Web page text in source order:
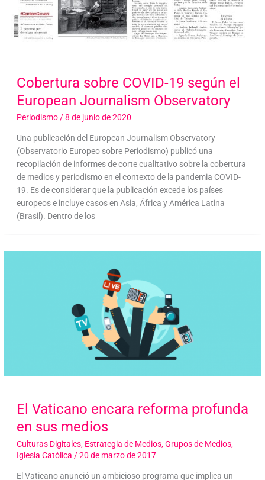
Cobertura sobre COVID-19 según el
European Journalism Observatory
Periodismo/8 de junio de 2020
Una publicación del European Journalism Observatory
(Observatorio Europeo sobre Periodismo) publicó una
recopilación de informes de corte cualitativo sobre la cobertura
de medios y periodismo en el contexto de la pandemia COVID-
19. Es de considerar que la publicación excede los países
europeos e incluye casos en Asia, África y América Latina
(Brasil). Dentro de los
El Vaticano encara reforma profunda
en sus medios
Culturas Digitales, Estrategia de Medios,Grupos de Medios,
Iglesia Católica /20 de marzo de 2017
El Vaticano anunció un ambicioso programa que implica un